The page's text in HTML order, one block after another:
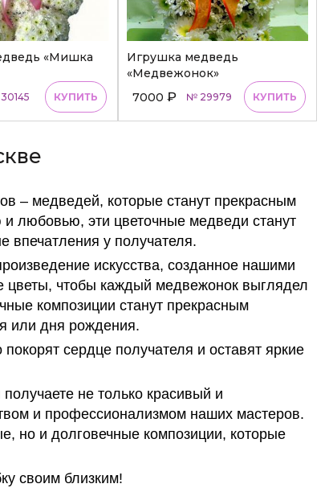
«Мишка
КУПИТЬ
Игрушка медведь
«Медвежонок»
7000₽ № 29979 КУПИТЬ
– медведей, которые станут прекрасным
любовью, эти цветочные медведи станут
впечатления у получателя.
искусства, созданное нашими
чтобы каждый медвежонок выглядел
композиции станут прекрасным
или дня рождения.
сердце получателя и оставят яркие
не только красивый и
и профессионализмом наших мастеров.
но и долговечные композиции, которые
своим близким!